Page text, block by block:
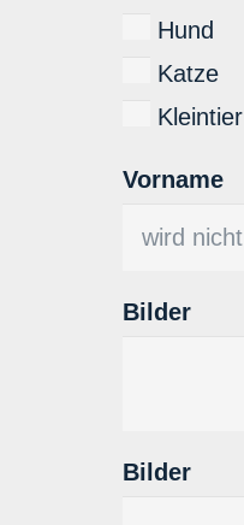
Hund
Katze
Kleintier
Vorname
Bilder
Bilder